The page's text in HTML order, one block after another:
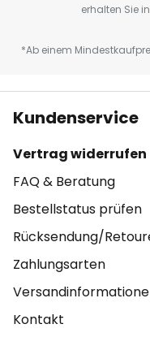
erhalten Sie
*Ab einem
Kundenservice
Vertrag widerrufen
FAQ & Beratung
Bestellstatus prüfen
Rücksendung/
Zahlungsarten
Kontakt